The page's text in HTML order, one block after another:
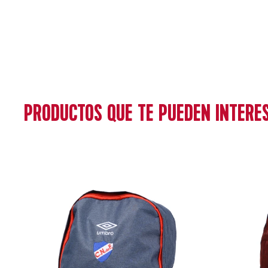
PRODUCTOS QUE TE PUEDEN